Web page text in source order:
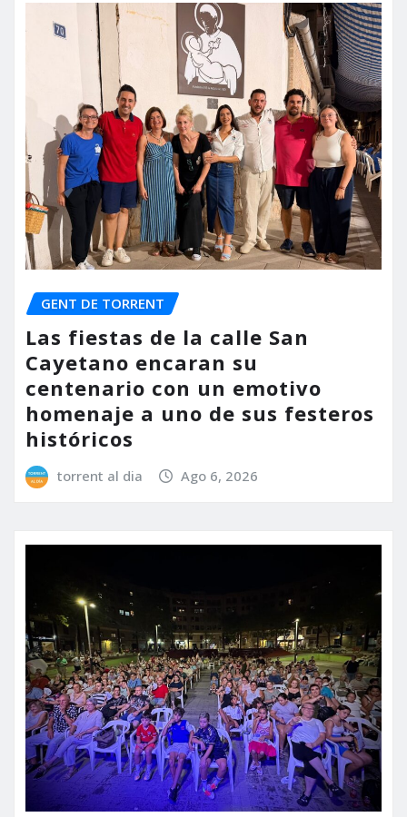
GENT DE TORRENT
Las fiestas de la calle San
Cayetano encaran su
centenario con un emotivo
homenaje a uno de sus festeros
históricos
torrent al dia Ago 6, 2026